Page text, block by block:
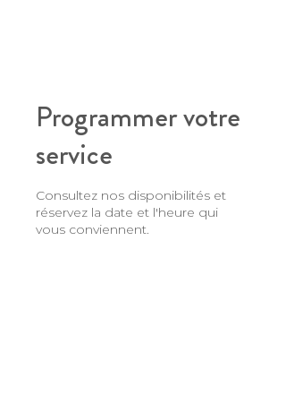
Programmer votre
service
Consultez nos disponibilités et
réservez la date et l'heure qui
vous conviennent.